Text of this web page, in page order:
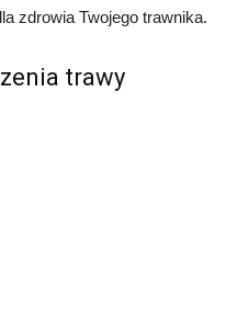
zdrowia Twojego trawnika.
trawy